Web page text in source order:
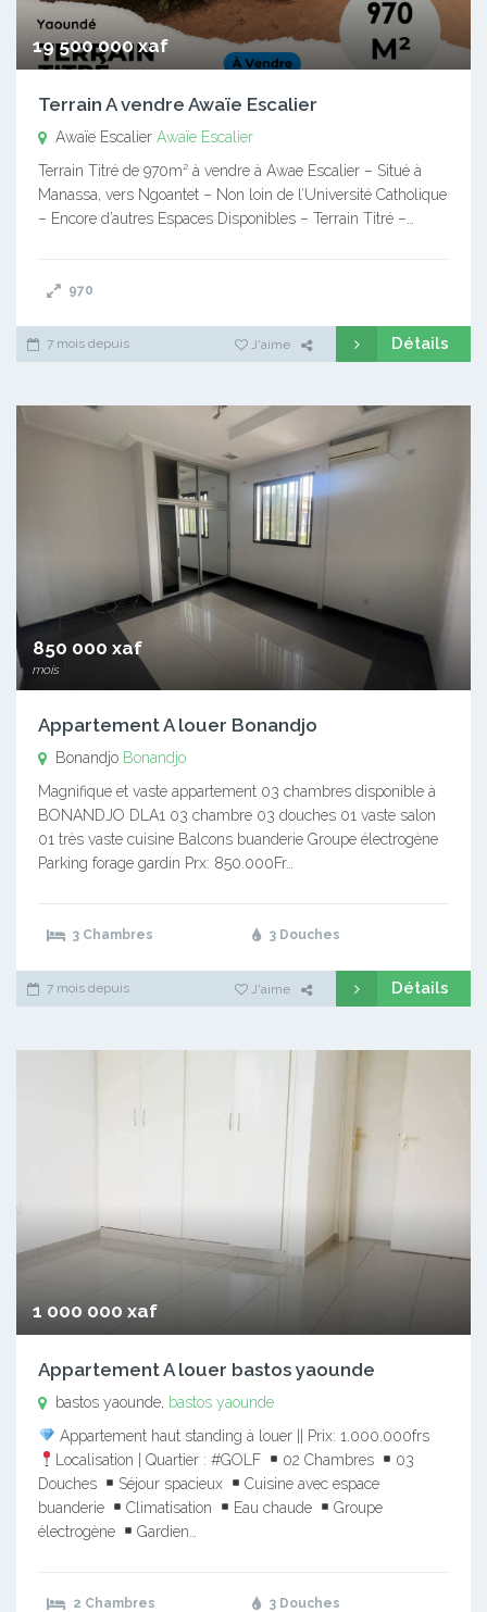
19 500 000 xaf
Terrain A vendre Awaïe Escalier
Awaïe Escalier Awaïe Escalier
Terrain Titré de 970m² à vendre à Awae Escalier – Situé à
Manassa, vers Ngoantet – Non loin de l’Université Catholique
– Encore d’autres Espaces Disponibles – Terrain Titré –…
970
7 mois depuis J'aime Détails
850 000 xaf
mois
Appartement A louer Bonandjo
Bonandjo Bonandjo
Magnifique et vaste appartement 03 chambres disponible à
BONANDJO DLA1 03 chambre 03 douches 01 vaste salon
01 très vaste cuisine Balcons buanderie Groupe électrogène
Parking forage gardin Prx: 850.000Fr…
3 Chambres 3 Douches
7 mois depuis J'aime Détails
1 000 000 xaf
Appartement A louer bastos yaounde
bastos yaounde, bastos yaounde
Appartement haut standing à louer || Prix: 1.000.000frs
Localisation | Quartier : #GOLF
02 Chambres
03
Douches
Séjour spacieux
Cuisine avec espace
buanderie
Climatisation Eau chaude
Groupe
électrogène
Gardien…
2 Chambres 3 Douches